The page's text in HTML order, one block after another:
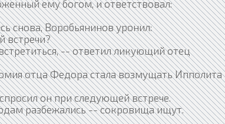
ему богом, и ответствовал:
снова, Воробьянинов уронил:
встречи?
-- ответил ликующий отец
отца Федора стала возмущать Ипполита
он при следующей встрече.
разбежались -- сокровища ищут.